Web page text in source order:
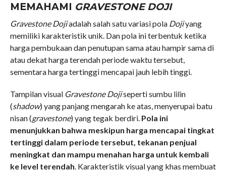
MEMAHAMI GRAVESTONE DOJI
Gravestone Dojiadalah salah satu variasi pola Dojiyang
memiliki karakteristik unik. Dan pola ini terbentuk ketika
harga pembukaan dan penutupan sama atau hampir sama di
atau dekat harga terendah periode waktu tersebut,
sementara harga tertinggi mencapai jauh lebih tinggi.
Tampilan visual Gravestone Dojiseperti sumbu lilin
(shadow) yang panjang mengarah ke atas, menyerupai batu
nisan (gravestone) yang tegak berdiri. Pola ini
menunjukkan bahwa meskipun harga mencapai tingkat
tertinggi dalam periode tersebut, tekanan penjual
meningkat dan mampu menahan harga untuk kembali
ke level terendah. Karakteristik visual yang khas membuat